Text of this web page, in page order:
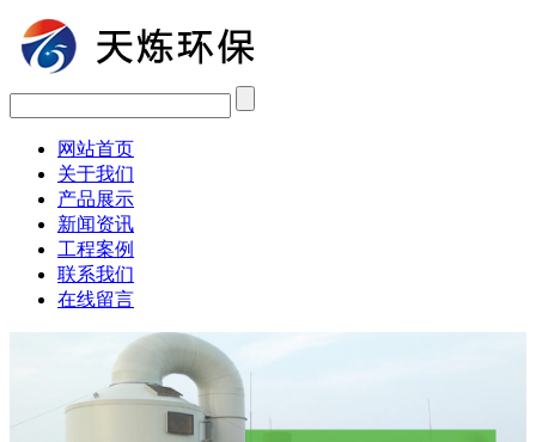
网站首页
关于我们
产品展示
新闻资讯
工程案例
联系我们
在线留言